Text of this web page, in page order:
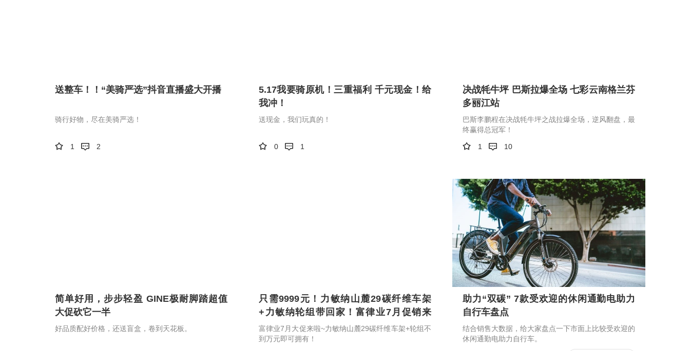
送整车！！“美骑严选”抖音直播盛大开播
骑行好物，尽在美骑严选！
1 2
5.17我要骑原机！三重福利 千元现金！给
我冲！
送现金，我们玩真的！
0 1
决战牦牛坪 巴斯拉爆全场 七彩云南格兰芬
多丽江站
巴斯李鹏程在决战牦牛坪之战拉爆全场，逆风翻盘，最
终赢得总冠军！
1 10
简单好用，步步轻盈 GINE极耐脚踏超值
大促砍它一半
好品质配好价格，还送盲盒，卷到天花板。
只需9999元！力敏纳山麓29碳纤维车架
+力敏纳轮组带回家！富律业7月促销来
临！
富律业7月大促来啦~力敏纳山麓29碳纤维车架+轮组不
到万元即可拥有！
助力“双碳” 7款受欢迎的休闲通勤电助力
自行车盘点
结合销售大数据，给大家盘点一下市面上比较受欢迎的
休闲通勤电助力自行车。